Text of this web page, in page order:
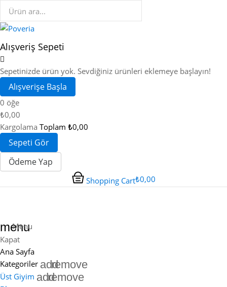
Alışveriş Sepeti
Sepetinizde ürün yok. Sevdiğiniz ürünleri eklemeye başlayın!
Alışverişe Başla
0 öğe
₺0,00
Kargolama Toplam ₺0,00
Sepeti Gör
Ödeme Yap
Shopping Cart₺0,00
menu
Menu
Kapat
Ana Sayfa
Kategoriler addremove
Üst Giyim addremove